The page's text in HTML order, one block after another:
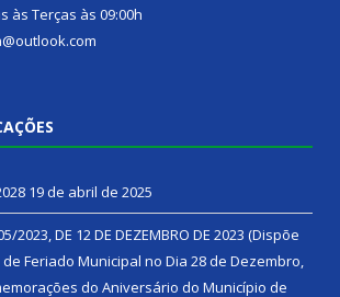
às Terças às 09:00h
19 de abril de 2025
2023, DE 12 DE DEZEMBRO DE 2023 (Dispõe
Feriado Municipal no Dia 28 de Dezembro,
do Aniversário do Município de